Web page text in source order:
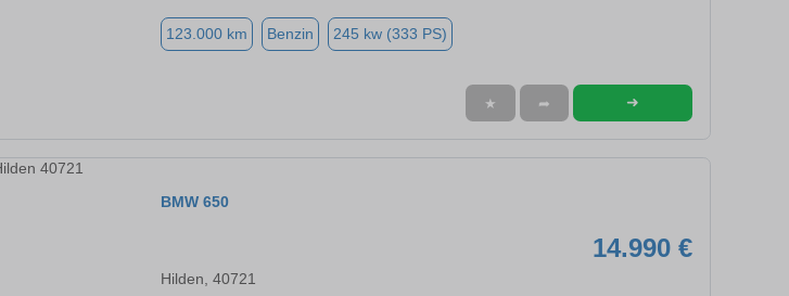
123.000 km Benzin 245 kw (333 PS)
★ ➦ ➜
BMW 650
14.990 €
Hilden, 40721